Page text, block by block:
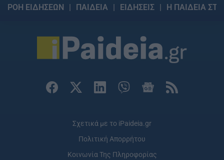
ΡΟΗ ΕΙΔΗΣΕΩΝ ΠΑΙΔΕΙΑ ΕΙΔΗΣΕΙΣ Η ΠΑΙΔΕΙΑ
Σχετικά με το iPaideia.gr
Πολιτική Απορρήτου
Κοινωνία Της Πληροφορίας